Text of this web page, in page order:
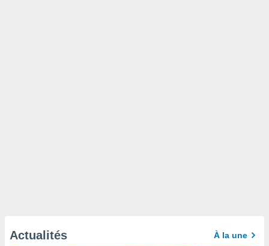
Actualités À la une